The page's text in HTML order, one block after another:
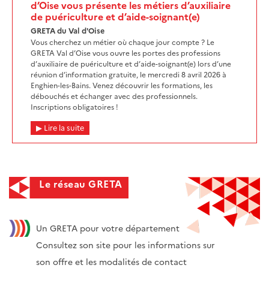
d’Oise vous présente les métiers d’auxiliaire
de puériculture et d’aide-soignant(e)
GRETA du Val d'Oise
Vous cherchez un métier où chaque jour compte ? Le
GRETA Val d’Oise vous ouvre les portes des professions
d’auxiliaire de puériculture et d’aide-soignant(e) lors d’une
réunion d’information gratuite, le mercredi 8 avril 2026 à
Enghien-les-Bains. Venez découvrir les formations, les
débouchés et échanger avec des professionnels.
Inscriptions obligatoires !
Lire la suite
Le réseau GRETA
Un GRETA pour votre département
Consultez son site pour les informations sur
son offre et les modalités de contact